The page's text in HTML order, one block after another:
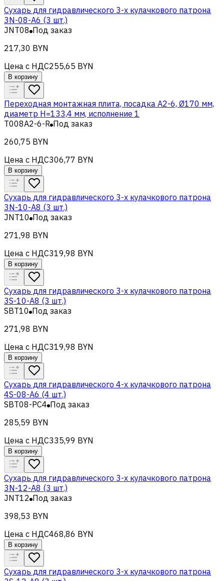
Сухарь для гидравлического 3-х кулачкового патрона
3N-08-A6 (3 шт.)
JNT08 Под заказ
217,30 BYN
Цена с НДС255,65 BYN
В корзину
Переходная монтажная плита, посадка A2-6, Ø170 мм,
диаметр H=133,4 мм, исполнение 1
T008A2-6-R Под заказ
260,75 BYN
Цена с НДС306,77 BYN
В корзину
Сухарь для гидравлического 3-х кулачкового патрона
3N-10-A8 (3 шт.)
JNT10 Под заказ
271,98 BYN
Цена с НДС319,98 BYN
В корзину
Сухарь для гидравлического 3-х кулачкового патрона
3S-10-A8 (3 шт.)
SBT10 Под заказ
271,98 BYN
Цена с НДС319,98 BYN
В корзину
Сухарь для гидравлического 4-х кулачкового патрона
4S-08-A6 (4 шт.)
SBT08-PC4 Под заказ
285,59 BYN
Цена с НДС335,99 BYN
В корзину
Сухарь для гидравлического 3-х кулачкового патрона
3N-12-A8 (3 шт.)
JNT12 Под заказ
398,53 BYN
Цена с НДС468,86 BYN
В корзину
Сухарь для гидравлического 3-х кулачкового патрона